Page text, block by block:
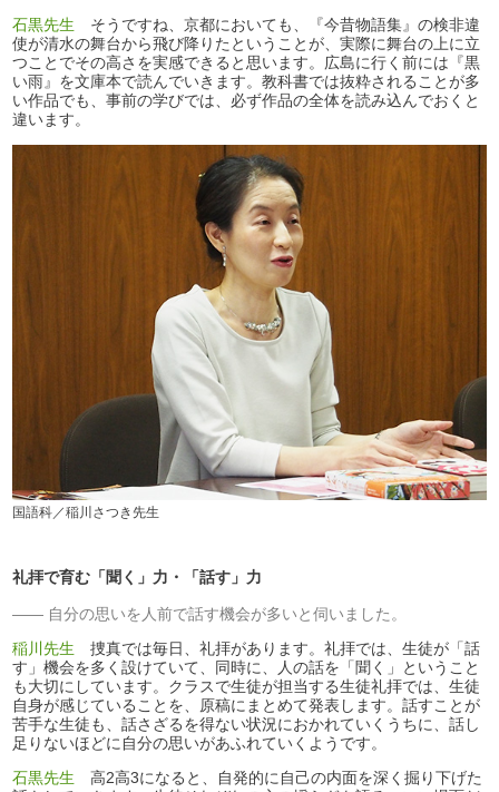
石黒先生 そうですね、京都においても、『今昔物語集』の検非違
使が清水の舞台から飛び降りたということが、実際に舞台の上に立
つことでその高さを実感できると思います。広島に行く前には『黒
い雨』を文庫本で読んでいきます。教科書では抜粋されることが多
い作品でも、事前の学びでは、必ず作品の全体を読み込んでおくと
違います。
国語科／稲川さつき先生
礼拝で育む「聞く」力・「話す」力
自分の思いを人前で話す機会が多いと伺いました。
稲川先生 捜真では毎日、礼拝があります。礼拝では、生徒が「話
す」機会を多く設けていて、同時に、人の話を「聞く」ということ
も大切にしています。クラスで生徒が担当する生徒礼拝では、生徒
自身が感じていることを、原稿にまとめて発表します。話すことが
苦手な生徒も、話さざるを得ない状況におかれていくうちに、話し
足りないほどに自分の思いがあふれていくようです。
石黒先生 高2高3になると、自発的に自己の内面を深く掘り下げた